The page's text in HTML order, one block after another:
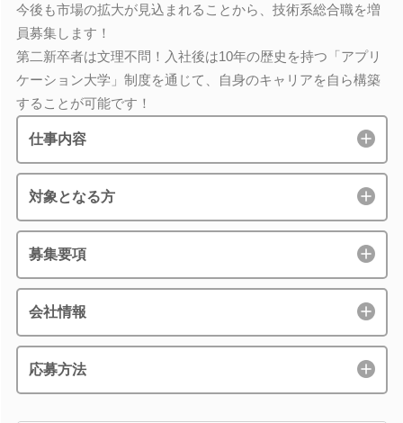
今後も市場の拡大が見込まれることから、技術系総合職を増
員募集します！
第二新卒者は文理不問！入社後は10年の歴史を持つ「アプリ
ケーション大学」制度を通じて、自身のキャリアを自ら構築
することが可能です！
仕事内容
対象となる方
募集要項
会社情報
応募方法